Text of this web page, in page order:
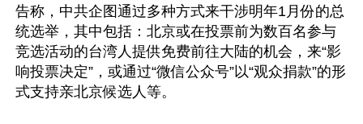
告称，中共企图通过多种方式来干涉明年1月份的总
统选举，其中包括：北京或在投票前为数百名参与
竞选活动的台湾人提供免费前往大陆的机会，来“影
响投票决定”，或通过“微信公众号”以“观众捐款”的形
式支持亲北京候选人等。